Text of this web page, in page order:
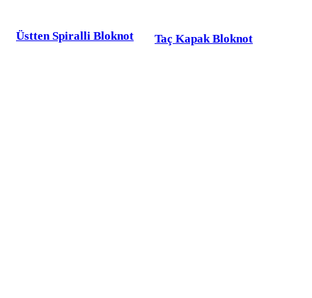
Üstten Spiralli Bloknot Taç Kapak Bloknot